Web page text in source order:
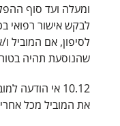
ומעלה ועד סוף
לבקש אישור רפואי
לסיפון, אם המוביל
שהנוסעת תהיה
10.12 אי הודעה
את המוביל מכל